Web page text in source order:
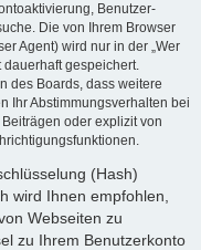
Benutzer-
Die von Ihrem Browser
Agent) wird nur in der „Wer
gespeichert.
des Boards, dass weitere
Ihr Abstimmungsverhalten bei
oder explizit von
(Hash)
wird Ihnen empfohlen,
Webseiten zu
zu Ihrem Benutzerkonto